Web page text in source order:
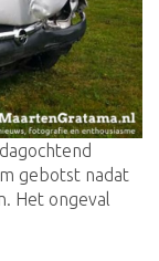
gebotst nadat
Het ongeval